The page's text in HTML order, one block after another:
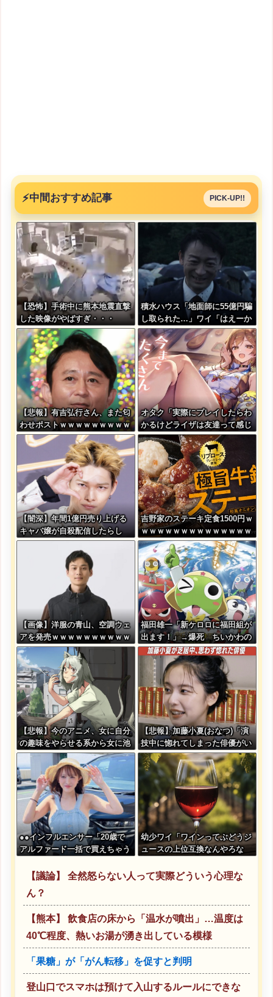
⚡中間おすすめ記事 PICK-UP!!
【恐怖】手術中に熊本地震直撃
した映像がやばすぎ・・・
積水ハウス「地面師に55億円騙
し取られた…」ワイ「はえーか
わいそう…会社滅茶苦茶やろな
ぁ」→
【悲報】有吉弘行さん、また匂
わせポストｗｗｗｗｗｗｗｗｗ
ｗｗｗｗｗｗｗｗ
オタク「実際にプレイしたらわ
かるけどライザは友達って感じ
で性的な目では見れないｗ」←
これｗ
【闇深】年間1億円売り上げる
キャバ嬢が自殺配信したらし
い・・・
吉野家のステーキ定食1500円ｗ
ｗｗｗｗｗｗｗｗｗｗｗｗｗｗ
ｗｗｗｗ
【画像】洋服の青山、空調ウェ
アを発売ｗｗｗｗｗｗｗｗｗｗ
ｗｗｗｗ
福田雄一「新ケロロに福田組が
出ます！」→爆死 ちいかわの
監督「原作に忠実に」→爆売れ
【悲報】今のアニメ、女に自分
の趣味をやらせる系から女に池
沼役をやらせる系へ変化
【悲報】加藤小夏(おなつ)「演
技中に惚れてしまった俳優がい
る」
●●インフルエンサー「20歳で
アルファード一括で買えちゃう
幼少ワイ「ワインってぶどうジ
ュースの上位互換なんやろな
【議論】 全然怒らない人って実際どういう心理な
ん？
【熊本】 飲食店の床から「温水が噴出」…温度は
40℃程度、熱いお湯が湧き出している模様
「果糖」が「がん転移」を促すと判明
登山口でスマホは預けて入山するルールにできな